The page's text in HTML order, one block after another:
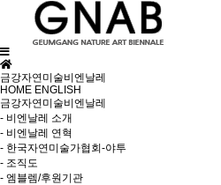
금강자연미술비엔날레
HOME ENGLISH
금강자연미술비엔날레
- 비엔날레 소개
- 비엔날레 연혁
- 한국자연미술가협회-야투
- 조직도
- 엠블렘/후원기관